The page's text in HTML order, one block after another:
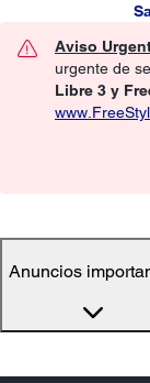
Aviso
urgente de
Libre 3 y
Anuncios